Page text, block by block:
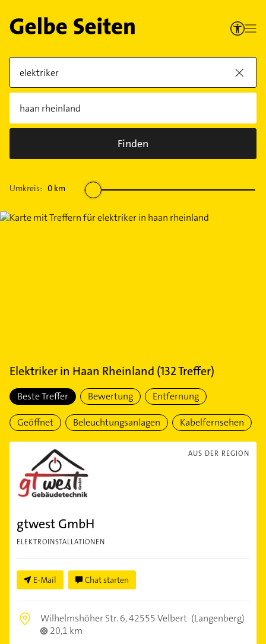
Finden
Umkreis: 0 km
Elektrikerin Haan Rheinland (132Treffer)
Beste Treffer Bewertung Entfernung
Geöffnet Beleuchtungsanlagen Kabelfernsehen
AUS DER REGION
gtwest GmbH
ELEKTROINSTALLATIONEN
E-Mail Chat starten
Wilhelmshöher Str. 6,42555 Velbert (Langenberg)
20,1 km